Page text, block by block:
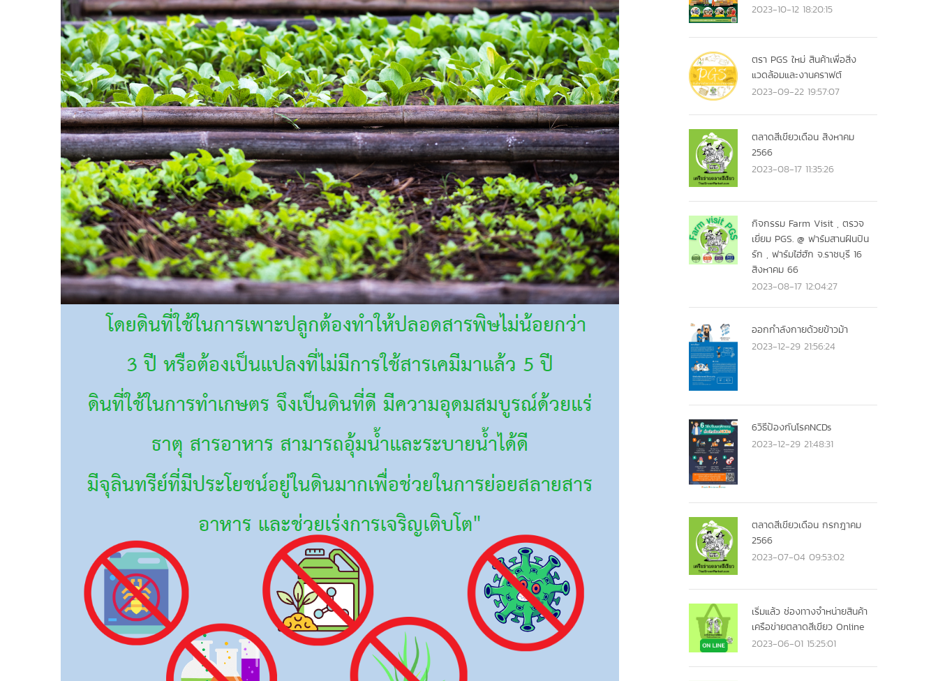
2023-10-12 18:20:15
ตรา PGS ใหม่ สินค้าเพื่อสิ่ง
แวดล้อมและงานคราฟต์
2023-09-22 19:57:07
ตลาดสีเขียวเดือน สิงหาคม
2566
2023-08-17 11:35:26
กิจกรรม Farm Visit , ตรวจ
เยี่ยม PGS. @ ฟาร์มสานฝันปัน
รัก , ฟาร์มไฮ่ฮัก จ.ราชบุรี 16
สิงหาคม 66
2023-08-17 12:04:27
ออกกำลังกายด้วยข้าวม้า
2023-12-29 21:56:24
6วิธีป้องกันโรคNCDs
2023-12-29 21:48:31
ตลาดสีเขียวเดือน กรกฎาคม
2566
2023-07-04 09:53:02
เริ่มแล้ว ช่องทางจำหน่ายสินค้า
เครือข่ายตลาดสีเขียว Online
2023-06-01 15:25:01